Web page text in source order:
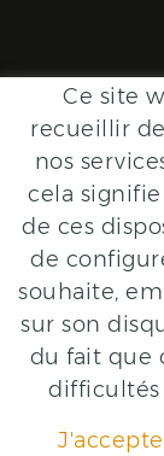
COOKIES
Ce site
recueillir
nos
cela
de ces
de
souhaite,
sur son
du fait que
difficultés
J'accepte